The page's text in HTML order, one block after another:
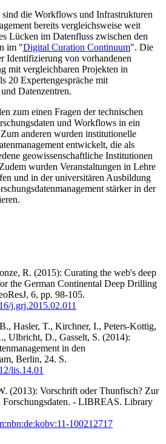
sind die Workflows und Infrastrukturen
bereits vergleichsweise weit
Lücken im Datenfluss zwischen den
im "Digital Curation Continuum". Die
Identifizierung von vorhandenen
mit vergleichbaren Projekten in
20 Expertengespräche mit
Datenzentren.
zum einen Fragen der technischen
und Workflows in ein
anderen wurden institutionelle
entwickelt, die als
geowissenschaftliche Institutionen
wurden Veranstaltungen in Lehre
und in der universitären Ausbildung
stärker in der
R. (2015): Curating the web's deep
the German Continental Deep Drilling
6, pp. 98-105.
j.grj.2015.02.011
Hasler, T., Kirchner, I., Peters-Kottig,
Ulbricht, D., Gasselt, S. (2014):
in den
Berlin, 24. S.
lis.14.01
(2013): Vorschrift oder Thunfisch? Zur
- LIBREAS. Library
100212717